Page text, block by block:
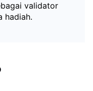
validator
hadiah.